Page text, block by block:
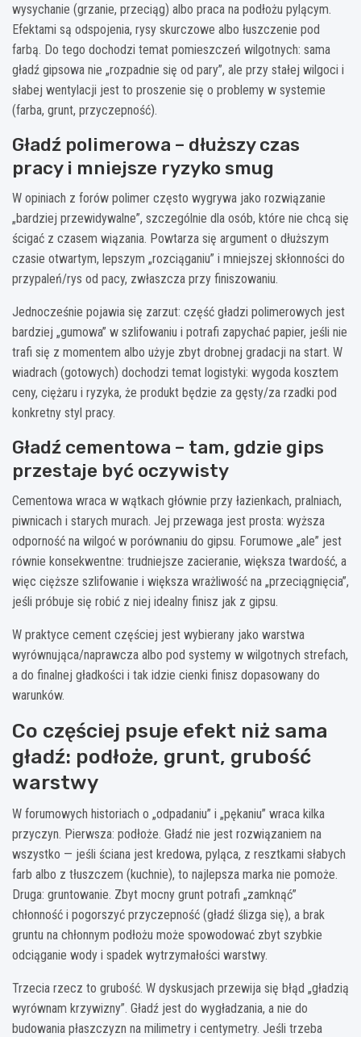
wysychanie (grzanie, przeciąg) albo praca na podłożu pylącym.
Efektami są odspojenia, rysy skurczowe albo łuszczenie pod
farbą. Do tego dochodzi temat pomieszczeń wilgotnych: sama
gładź gipsowa nie „rozpadnie się od pary”, ale przy stałej wilgoci i
słabej wentylacji jest to proszenie się o problemy w systemie
(farba, grunt, przyczepność).
Gładź polimerowa – dłuższy czas
pracy i mniejsze ryzyko smug
W opiniach z forów polimer często wygrywa jako rozwiązanie
„bardziej przewidywalne”, szczególnie dla osób, które nie chcą się
ścigać z czasem wiązania. Powtarza się argument o dłuższym
czasie otwartym, lepszym „rozciąganiu” i mniejszej skłonności do
przypaleń/rys od pacy, zwłaszcza przy finiszowaniu.
Jednocześnie pojawia się zarzut: część gładzi polimerowych jest
bardziej „gumowa” w szlifowaniu i potrafi zapychać papier, jeśli nie
trafi się z momentem albo użyje zbyt drobnej gradacji na start. W
wiadrach (gotowych) dochodzi temat logistyki: wygoda kosztem
ceny, ciężaru i ryzyka, że produkt będzie za gęsty/za rzadki pod
konkretny styl pracy.
Gładź cementowa – tam, gdzie gips
przestaje być oczywisty
Cementowa wraca w wątkach głównie przy łazienkach, pralniach,
piwnicach i starych murach. Jej przewaga jest prosta: wyższa
odporność na wilgoć w porównaniu do gipsu. Forumowe „ale” jest
równie konsekwentne: trudniejsze zacieranie, większa twardość, a
więc cięższe szlifowanie i większa wrażliwość na „przeciągnięcia”,
jeśli próbuje się robić z niej idealny finisz jak z gipsu.
W praktyce cement częściej jest wybierany jako warstwa
wyrównująca/naprawcza albo pod systemy w wilgotnych strefach,
a do finalnej gładkości i tak idzie cienki finisz dopasowany do
warunków.
Co częściej psuje efekt niż sama
gładź: podłoże, grunt, grubość
warstwy
W forumowych historiach o „odpadaniu” i „pękaniu” wraca kilka
przyczyn. Pierwsza: podłoże. Gładź nie jest rozwiązaniem na
wszystko — jeśli ściana jest kredowa, pyląca, z resztkami słabych
farb albo z tłuszczem (kuchnie), to najlepsza marka nie pomoże.
Druga: gruntowanie. Zbyt mocny grunt potrafi „zamknąć”
chłonność i pogorszyć przyczepność (gładź ślizga się), a brak
gruntu na chłonnym podłożu może spowodować zbyt szybkie
odciąganie wody i spadek wytrzymałości warstwy.
Trzecia rzecz to grubość. W dyskusjach przewija się błąd „gładzią
wyrównam krzywizny”. Gładź jest do wygładzania, a nie do
budowania płaszczyzn na milimetry i centymetry. Jeśli trzeba